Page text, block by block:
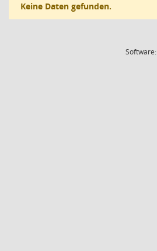
Keine Daten gefunden.
Software: